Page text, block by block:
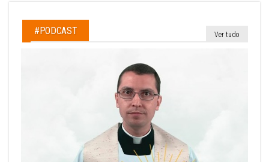
#PODCAST Ver tudo